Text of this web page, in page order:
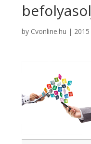
by Cvonline.hu |